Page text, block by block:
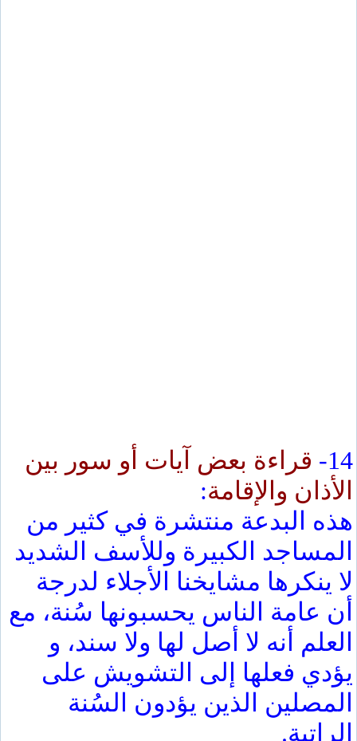
14-
قراءة بعض آيات أو سور بين
الأذان والإقامة:
هذه البدعة منتشرة في كثير من
المساجد الكبيرة وللأسف الشديد
لا ينكرها مشايخنا الأجلاء لدرجة
أن عامة الناس يحسبونها سُنة، مع
العلم أنه لا أصل لها ولا سند، و
يؤدي فعلها إلى التشويش على
المصلين الذين يؤدون السُنة
الراتبة.